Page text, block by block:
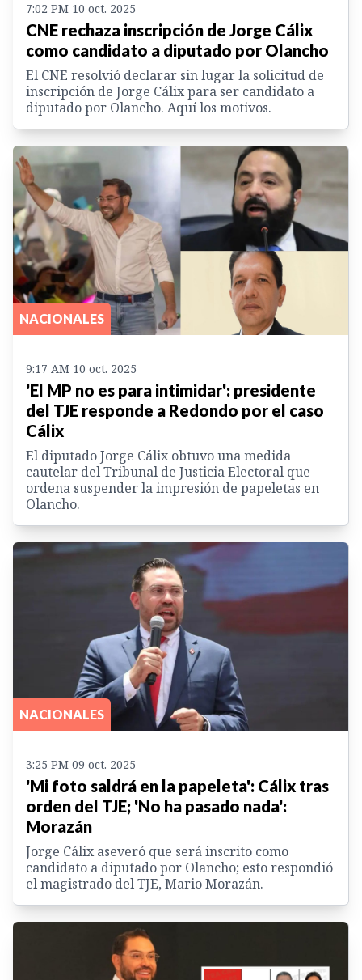
7:02 PM 10 oct. 2025
CNE rechaza inscripción de Jorge Cálix
como candidato a diputado por Olancho
El CNE resolvió declarar sin lugar la solicitud de
inscripción de Jorge Cálix para ser candidato a
diputado por Olancho. Aquí los motivos.
NACIONALES
9:17 AM 10 oct. 2025
'El MP no es para intimidar': presidente
del TJE responde a Redondo por el caso
Cálix
El diputado Jorge Cálix obtuvo una medida
cautelar del Tribunal de Justicia Electoral que
ordena suspender la impresión de papeletas en
Olancho.
NACIONALES
3:25 PM 09 oct. 2025
'Mi foto saldrá en la papeleta': Cálix tras
orden del TJE; 'No ha pasado nada':
Morazán
Jorge Cálix aseveró que será inscrito como
candidato a diputado por Olancho; esto respondió
el magistrado del TJE, Mario Morazán.